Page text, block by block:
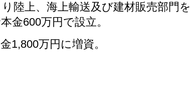
陸上、海上輸送及び建材販売部門を
金600万円で設立。
1,800万円に増資。